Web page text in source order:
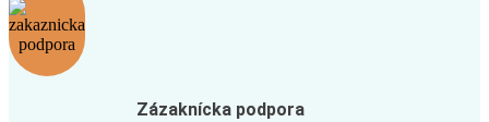
Zázaknícka podpora